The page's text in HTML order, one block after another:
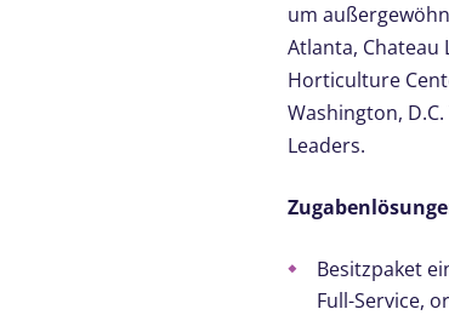
um
Atlanta, Chateau
Horticulture
Washington,
Leaders.
Besitzpaket
Full-Service,